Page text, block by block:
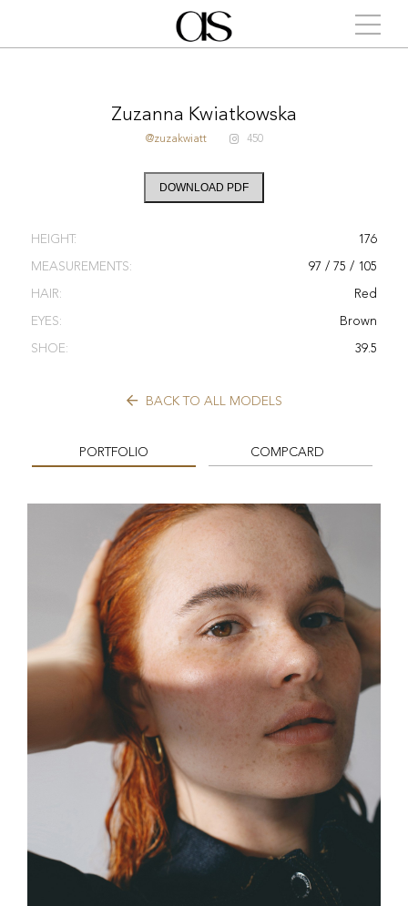
Zuzanna Kwiatkowska
@zuzakwiatt 450
DOWNLOAD PDF
HEIGHT: 176
MEASUREMENTS: 97 / 75 / 105
HAIR: Red
EYES: Brown
SHOE: 39.5
BACK TO ALL MODELS
PORTFOLIO COMPCARD